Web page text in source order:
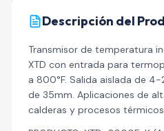
Descripción del
Transmisor de temperatura
XTD con entrada para
a 800°F. Salida aislada de
de 35mm. Aplicaciones de
calderas y procesos